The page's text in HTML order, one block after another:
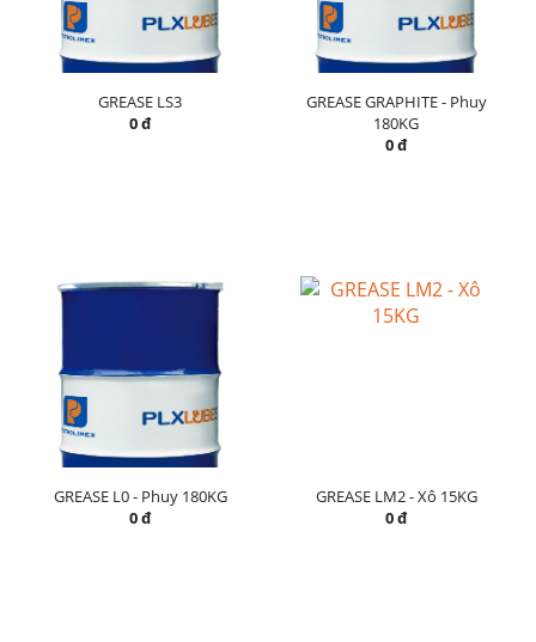
GREASE LS3
0 đ
GREASE GRAPHITE - Phuy
180KG
0 đ
GREASE L0 - Phuy 180KG
0 đ
GREASE LM2 - Xô 15KG
0 đ